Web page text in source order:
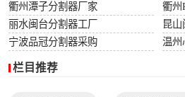
衢州潭子分割器厂家
衢州
丽水闽台分割器工厂
昆
宁波品冠分割器采购
温州
栏目推荐